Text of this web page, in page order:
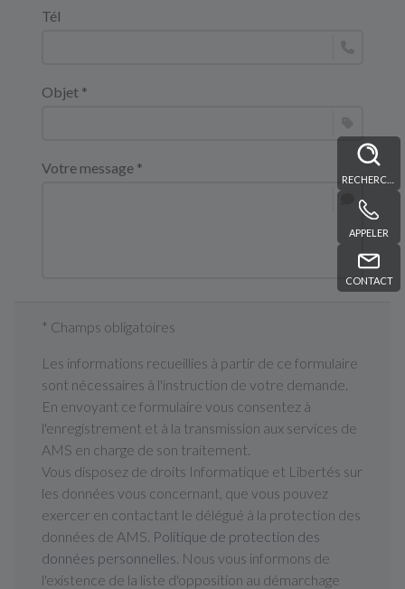
APPELER
CONTACT
Tél
Objet *
Votre message *
* Champs obligatoires
Les informations recueillies à partir de ce formulaire
sont nécessaires à l'instruction de votre demande.
En envoyant ce formulaire vous consentez à
l'enregistrement et à la transmission aux services de
AMS en charge de son traitement.
Vous disposez de droits Informatique et Libertés sur
les données vous concernant, que vous pouvez
exercer en contactant le délégué à la protection des
données de AMS. Politique de protection des
données personnelles . Nous vous informons de
l'existence de la liste d'opposition au démarchage